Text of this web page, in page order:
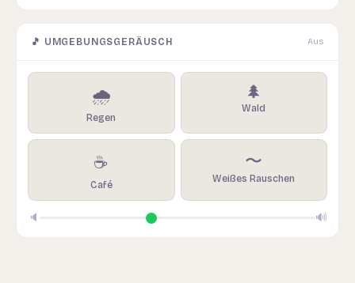
🎵 UMGEBUNGSGERÄUSCH Aus
🌧️
Regen
🌲
Wald
☕
Café
〜
Weißes Rauschen
🔈 🔊